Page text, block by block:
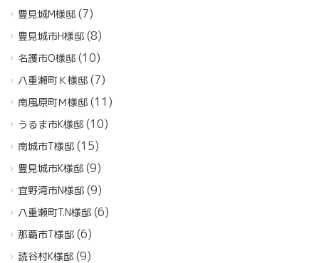
豊見城M様邸 (7)
豊見城市H様邸 (8)
名護市O様邸 (10)
八重瀬町Ｋ様邸 (7)
南風原町Ｍ様邸 (11)
うるま市K様邸 (10)
南城市T様邸 (15)
豊見城市K様邸 (9)
宜野湾市N様邸 (9)
八重瀬町T.N様邸 (6)
那覇市T様邸 (6)
読谷村K様邸 (9)